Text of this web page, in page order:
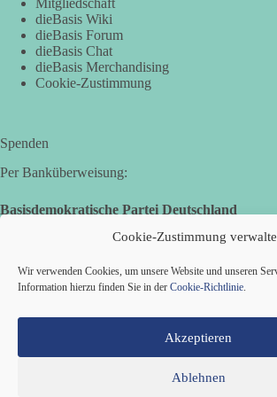
Cookie-Zustimmung
Wir verwenden Cookies, um unsere Website und unseren
Information hierzu finden Sie in der Cookie-Richtlinie.
Akzeptieren
Ablehnen
🕊 Wir wollen den Krieg mit Russland nicht!
Am 20. Juni 2026 fand in Berlin am
Demonstration mit dem Motto „Russland ist
Feind“ statt.
Bundestagsabgeordneten Sevim Dağdelen
„Wir müssen Nein sagen zu diesem stinkenden
👉 Hier geht es zum vollständigen Video:
si=2b_C6GgNY9EB-rXw
❤️ Wir freuen uns über deine Unterstützung:
https://diebasis.de/spenden/
Mitgliedschaft
dieBasis Wiki
dieBasis Forum
dieBasis Chat
dieBasis Merchandising
Cookie-Zustimmung
Spenden
Per Banküberweisung:
Basisdemokratische Partei Deutschland
IBAN: DE16 6539 0120 0434 1370 06
BIC: GENODES1EBI